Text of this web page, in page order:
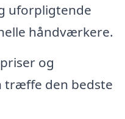
uforpligtende
håndværkere.
og
træffe den bedste